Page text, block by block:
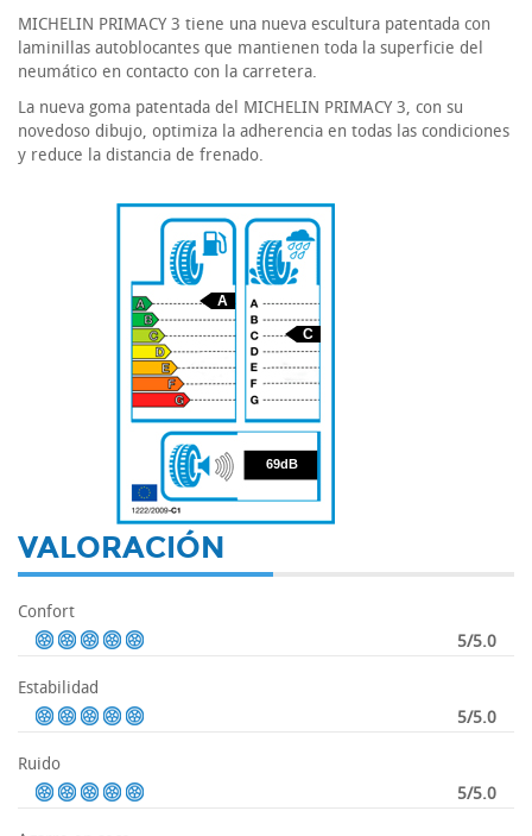
MICHELIN PRIMACY 3 tiene una nueva escultura patentada con
laminillas autoblocantes que mantienen toda la superficie del
neumático en contacto con la carretera.
La nueva goma patentada del MICHELIN PRIMACY 3, con su
novedoso dibujo, optimiza la adherencia en todas las condiciones
y reduce la distancia de frenado.
69
A
C
69dB
VALORACIÓN
Confort
5/5.0
Estabilidad
5/5.0
Ruido
5/5.0